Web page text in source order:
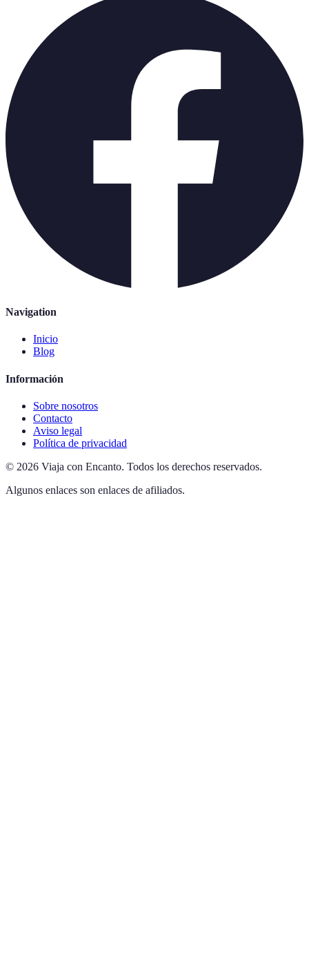
Navigation
Inicio
Blog
Información
Sobre nosotros
Contacto
Aviso legal
Política de privacidad
© 2026 Viaja con Encanto. Todos los derechos reservados.
Algunos enlaces son enlaces de afiliados.